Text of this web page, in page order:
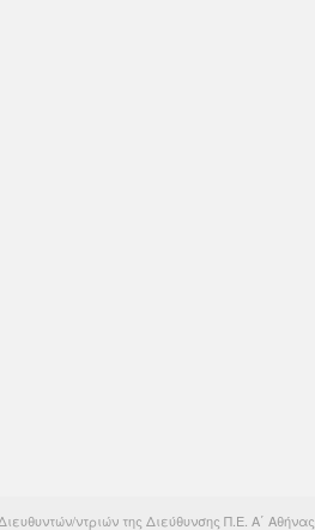
ντριών της Διεύθυνσης Π.Ε. Α΄ Αθήνας